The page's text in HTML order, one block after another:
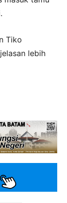
Tiko
lebih